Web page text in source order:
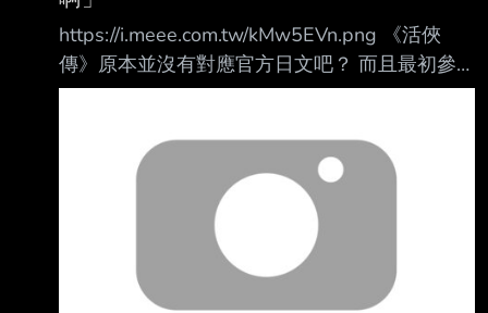
https://i.meee.com.tw/kMw5EVn.png 《活俠
傳》原本並沒有對應官方日文吧？ 而且最初參
與翻譯的志願者，好像日本人的比例並不高吧？
譯成日文的海外師兄師姐； 另一方面，也很想
聽聽他們當初究竟是為什麼，想把這款遊戲翻譯
成日文。 https://i.meee.com.tw/xJVrs5Q.png 推
薦看看翻譯團隊的訪談內容，非常有趣。 是愛
啊……其中飽含，就是愛。
https://i.meee.com.tw/IBlwWMl.png 對作品的